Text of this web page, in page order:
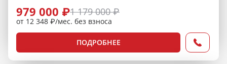
979 000 ₽1 179 000 ₽
от 12 348 ₽/мес. без взноса
ПОДРОБНЕЕ